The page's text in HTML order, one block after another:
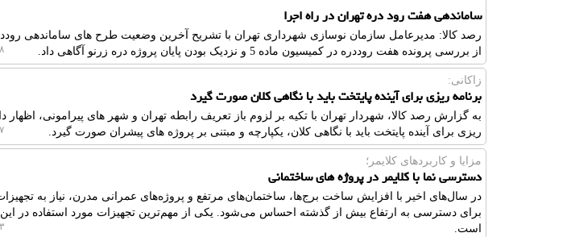
ساماندهی هفت رود دره تهران در راه اجرا
رصد کالا: مدیرعامل سازمان نوسازی شهرداری تهران با تشریح آخرین وضعیت طرح های ساماندهی
از بررسی پرونده هفت روددره در کمیسیون ماده 5 و نزدیک بودن پایان پروژه دره زرنو آگاهی داد.
زاکانی:
برنامه ریزی برای آینده پایتخت باید با نگاهی کلان صورت گیرد
به گزارش رصد کالا، شهردار تهران با تکیه بر لزوم باز تعریف رابطه تهران و شهر های پیرامونی، اظهار
ریزی برای آینده پایتخت باید با نگاهی کلان، یکپارچه و مبتنی بر پروژه های پیشران صورت گیرد.
مزایا و کاربردهای کلایمر؛
دسترسی نما با کلایمر در پروژه های ساختمانی
در سال‌های اخیر با افزایش ساخت برج‌ها، ساختمان‌های مرتفع و پروژه‌های عمرانی مدرن، نیاز به
برای دسترسی به ارتفاع بیش از گذشته احساس می‌شود. یکی از مهم‌ترین تجهیزات مورد استفاده در این
است.